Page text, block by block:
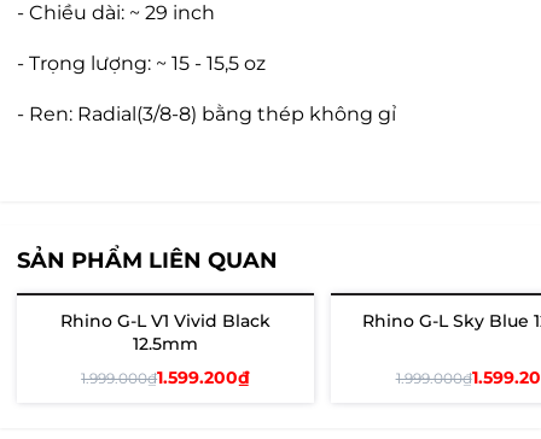
- Chiều dài: ~ 29 inch
- Trọng lượng: ~ 15 - 15,5 oz
- Ren: Radial(3/8-8) bằng thép không gỉ
SẢN PHẨM LIÊN QUAN
- 20%Rhino G-L V1 Vivid Black
12.5mm
1.999.000₫1.599.200₫
- 20%
Rhino G-L Sky Blue
1.999.000₫